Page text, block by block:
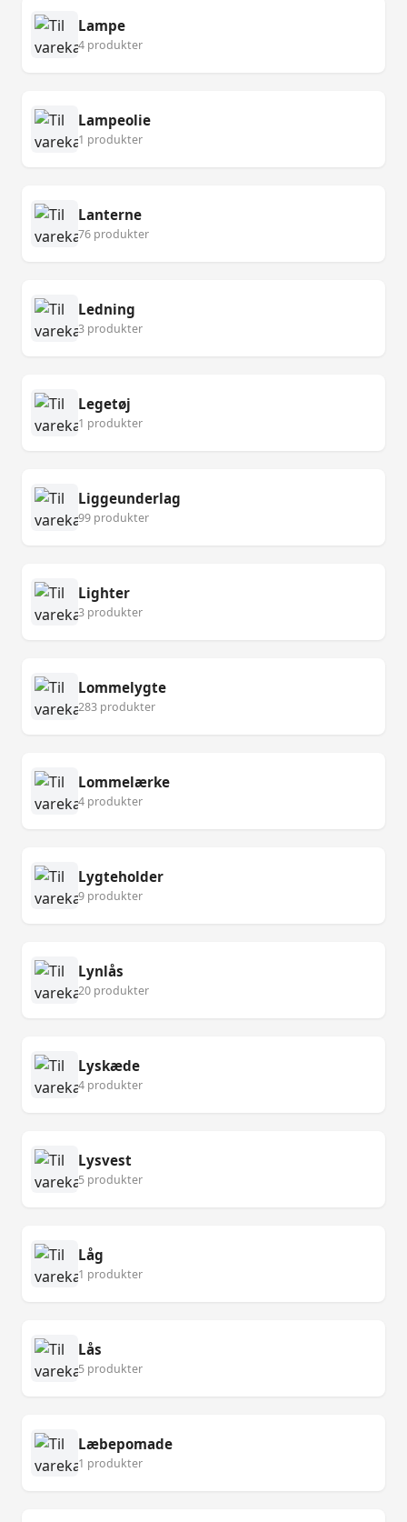
Lampe
4 produkter
Lampeolie
1 produkter
Lanterne
76 produkter
Ledning
3 produkter
Legetøj
1 produkter
Liggeunderlag
99 produkter
Lighter
3 produkter
Lommelygte
283 produkter
Lommelærke
4 produkter
Lygteholder
9 produkter
Lynlås
20 produkter
Lyskæde
4 produkter
Lysvest
5 produkter
Låg
1 produkter
Lås
5 produkter
Læbepomade
1 produkter